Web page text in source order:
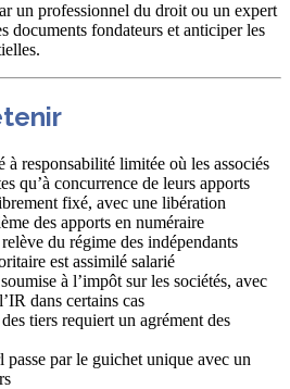
un professionnel du droit ou un expert
documents fondateurs et anticiper les
à responsabilité limitée où les associés
qu’à concurrence de leurs apports
fixé, avec une libération
des apports en numéraire
du régime des indépendants
est assimilé salarié
à l’impôt sur les sociétés, avec
dans certains cas
tiers requiert un agrément des
passe par le guichet unique avec un